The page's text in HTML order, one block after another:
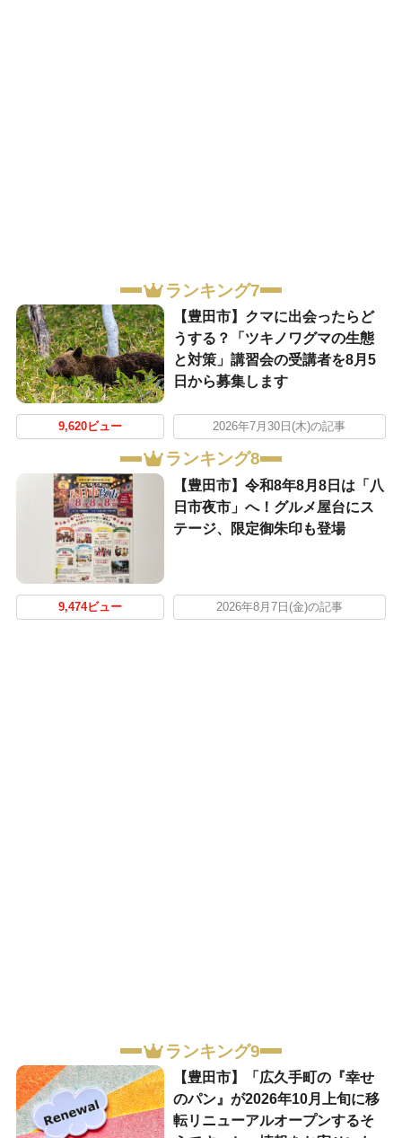
ランキング7
【豊田市】クマに出会ったらど
うする？「ツキノワグマの生態
と対策」講習会の受講者を8月5
日から募集します
9,620ビュー 2026年7月30日(木)の記事
ランキング8
【豊田市】令和8年8月8日は「八
日市夜市」へ！グルメ屋台にス
テージ、限定御朱印も登場
9,474ビュー 2026年8月7日(金)の記事
ランキング9
【豊田市】「広久手町の『幸せ
のパン』が2026年10月上旬に移
転リニューアルオープンするそ